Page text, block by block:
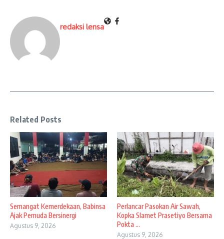
redaksi lensa
Related Posts
Semangat Kemerdekaan, Babinsa
Ajak Pemuda Bersinergi
Agustus 9, 2026
Perlancar Pasokan Air Sawah,
Kopka Slamet Prasetiyo Bersama
Pokta ...
Agustus 9, 2026